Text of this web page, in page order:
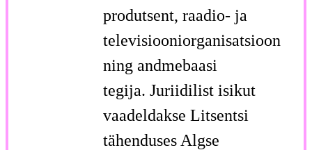
produtsent, raadio- ja
televisiooniorganisatsioon
ning andmebaasi
tegija. Juriidilist isikut
vaadeldakse Litsentsi
tähenduses Algse